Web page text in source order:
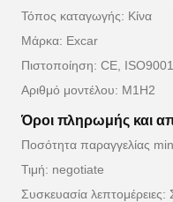
Τόπος καταγωγής: Κίνα
Μάρκα: Excar
Πιστοποίηση: CE, ISO9001
Αριθμό μοντέλου: M1H2
Όροι πληρωμής και
Ποσότητα παραγγελίας
Τιμή: negotiate
Συσκευασία